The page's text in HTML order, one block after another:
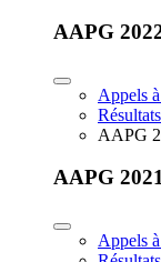
AAPG
Appels
AAPG
AAPG
Appels